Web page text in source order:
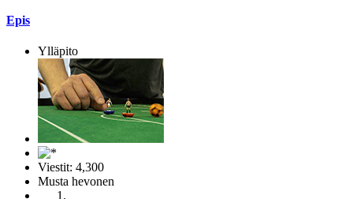
Epis
Ylläpito
Viestit: 4,300
Musta hevonen